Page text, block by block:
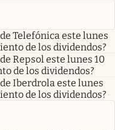
Telefónica este lunes
de los dividendos?
Repsol este lunes 10
de los dividendos?
Iberdrola este lunes
de los dividendos?